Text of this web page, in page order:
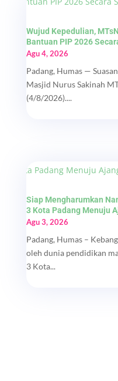
Wujud Kepedulian,
Bantuan PIP 2026
Agu 4, 2026
Padang, Humas —
Masjid Nurus Sakinah
(4/8/2026)....
Siap Mengharumkan
3 Kota Padang Menuju
Agu 3, 2026
Padang, Humas –
oleh dunia pendidikan
3 Kota...